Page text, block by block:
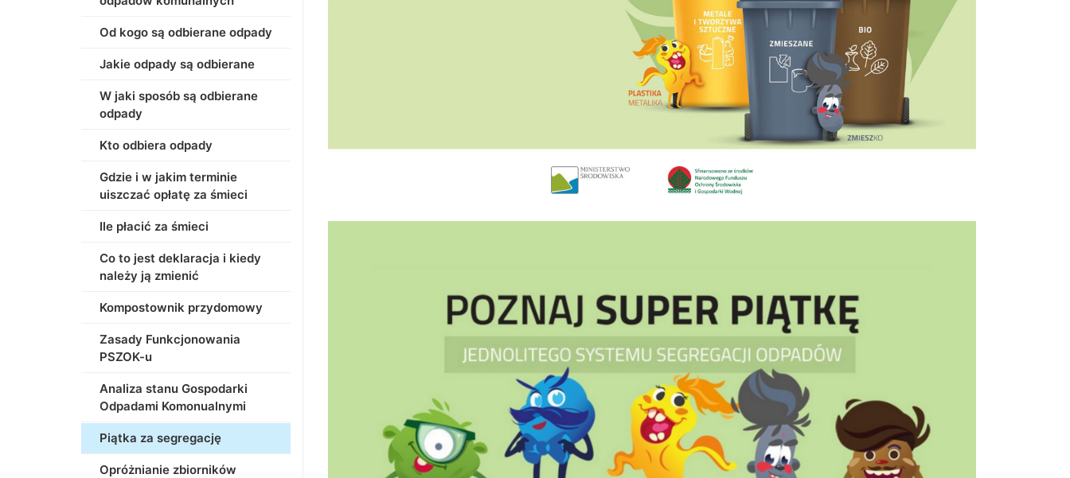
Od kogo są odbierane odpady
Jakie odpady są odbierane
W jaki sposób są odbierane
odpady
Kto odbiera odpady
Gdzie i w jakim terminie
uiszczać opłatę za śmieci
Ile płacić za śmieci
Co to jest deklaracja i kiedy
należy ją zmienić
Kompostownik przydomowy
Zasady Funkcjonowania
PSZOK-u
Analiza stanu Gospodarki
Odpadami Komonualnymi
Piątka za segregację
Opróżnianie zbiorników